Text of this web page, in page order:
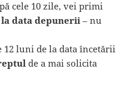
cele 10 zile, vei primi
data depunerii – nu
12 luni de la data încetării
de a mai solicita